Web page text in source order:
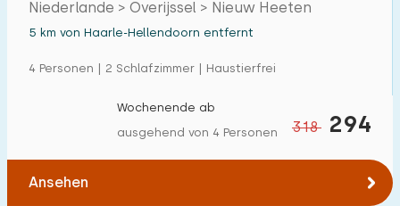
Niederlande > Overijssel > Nieuw Heeten
5 km von Haarle-Hellendoorn entfernt
4 Personen | 2 Schlafzimmer | Haustierfrei
318 294
Wochenende ab
ausgehend von 4 Personen
Ansehen